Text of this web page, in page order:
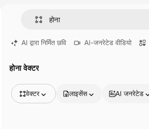
AI द्वारा निर्मित छवि AI-जनरेटेड वीडियो
होना वेक्टर
वेक्टर लाइसेंस AI जनरेटेड